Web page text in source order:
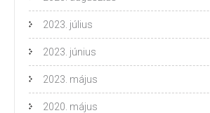
2023. július
2023. június
2023. május
2020. május